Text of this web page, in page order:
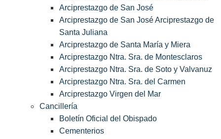
Arciprestazgo de San José
Arciprestazgo de San José Arciprestazgo de
Santa Juliana
Arciprestazgo de Santa María y Miera
Arciprestazgo Ntra. Sra. de Montesclaros
Arciprestazgo Ntra. Sra. de Soto y Valvanuz
Arciprestazgo Ntra. Sra. del Carmen
Arciprestazgo Virgen del Mar
Cancillería
Boletín Oficial del Obispado
Cementerios